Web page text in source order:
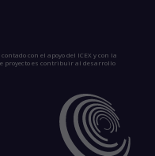
con el apoyo del ICEX y con la
proyecto es contribuir al desarrollo